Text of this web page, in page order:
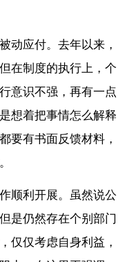
动应付。去年以来，
在制度的执行上，个
意识不强，再有一点
想着把事情怎么解释
要有书面反馈材料，
顺利开展。虽然说公
是仍然存在个别部门
仅仅考虑自身利益，